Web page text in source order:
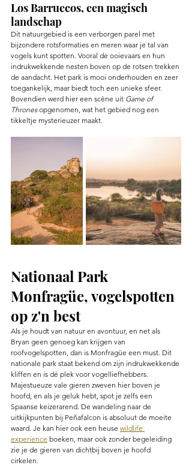
Los Barruecos, een magisch
landschap
Dit natuurgebied is een verborgen parel met
bijzondere rotsformaties en meren waar je tal van
vogels kunt spotten. Vooral de ooievaars en hun
indrukwekkende nesten boven op de rotsen trekken
de aandacht. Het park is mooi onderhouden en zeer
toegankelijk, maar biedt toch een unieke sfeer.
Bovendien werd hier een scène uit Game of
Thrones opgenomen, wat het gebied nog een
tikkeltje mysterieuzer maakt.
Nationaal Park
Monfragüe, vogelspotten
op z'n best
Als je houdt van natuur en avontuur, en net als
Bryan geen genoeg kan krijgen van
roofvogelspotten, dan is Monfragüe een must. Dit
nationale park staat bekend om zijn indrukwekkende
kliffen en is dé plek voor vogelliefhebbers.
Majestueuze vale gieren zweven hier boven je
hoofd, en als je geluk hebt, spot je zelfs een
Spaanse keizerarend. De wandeling naar de
uitkijkpunten bij Peñafalcon is absoluut de moeite
waard. Je kan hier ook een heuse wildlife
experience boeken, maar ook zonder begeleiding
zie je de gieren van dichtbij boven je hoofd
cirkelen.